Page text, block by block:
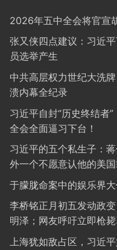
2026年五中全会将官宣
张又侠四点建议：习近
员选举产生
中共高层权力世纪大洗
溃内幕全纪录
习近平自封“历史终结者
全会全面逼习下台！
习近平的五个私生子：
外一个不愿意认他的美
于朦胧命案中的娱乐界
李桥铭正月初五发动政
明泽；网友呼吁立即枪
上海犹如敌占区，习近